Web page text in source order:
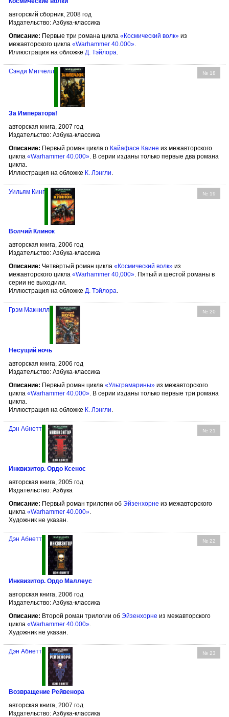
авторский сборник, 2008 год
Издательство: Азбука-классика
Описание: Первые три романа цикла «Космический волк» из
межавторского цикла «Warhammer 40.000».
Иллюстрация на обложке Д. Тэйлора.
№ 18
Сэнди Митчелл
За Императора!
авторская книга, 2007 год
Издательство: Азбука-классика
Описание: Первый роман цикла о Кайафасе Каине из межавторского
цикла «Warhammer 40.000» . В серии изданы только первые два романа
цикла.
Иллюстрация на обложке К. Лэнгли
№ 19
Уильям Кинг
Волчий Клинок
авторская книга, 2006 год
Издательство: Азбука-классика
Описание: Четвёртый роман цикла «Космический волк» из
межавторского цикла «Warhammer 40,000». Пятый и шестой романы в
серии не выходили.
Иллюстрация на обложке Д. Тэйлора.
№ 20
Грэм Макнилл
Несущий ночь
авторская книга, 2006 год
Издательство: Азбука-классика
Описание: Первый роман цикла «Ультрамарины» из межавторского
цикла «Warhammer 40.000» . В серии изданы только первые три романа
цикла.
Иллюстрация на обложке К. Лэнгли
№ 21
Дэн Абнетт
Инквизитор. Ордо Ксенос
авторская книга, 2005 год
Издательство: Азбука
Описание: Первый роман трилогии об Эйзенхорне из межавторского
цикла «Warhammer 40.000».
Художник не указан.
№ 22
Дэн Абнетт
Инквизитор. Ордо Маллеус
авторская книга, 2006 год
Издательство: Азбука-классика
Описание: Второй роман трилогии об Эйзенхорне из межавторского
цикла «Warhammer 40.000»
Художник не указан.
№ 23
Дэн Абнетт
Возвращение Рейвенора
авторская книга, 2007 год
Издательство: Азбука-классика